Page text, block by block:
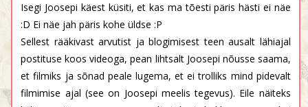
Isegi Joosepi käest küsiti, et kas ma tõesti päris hästi ei näe
:D Ei näe jah päris kohe üldse :P
Sellest rääkivast arvutist ja blogimisest teen ausalt lähiajal
postituse koos videoga, pean lihtsalt Joosepi nõusse saama,
et filmiks ja sõnad peale lugema, et ei trolliks mind pidevalt
filmimise ajal (see on Joosepi meelis tegevus). Eile näiteks